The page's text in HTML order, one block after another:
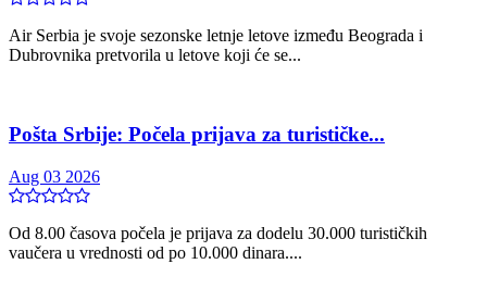
Air Serbia je svoje sezonske letnje letove između Beograda i
Dubrovnika pretvorila u letove koji će se...
Pošta Srbije: Počela prijava za turističke...
Aug 03 2026
Od 8.00 časova počela je prijava za dodelu 30.000 turističkih
vaučera u vrednosti od po 10.000 dinara....